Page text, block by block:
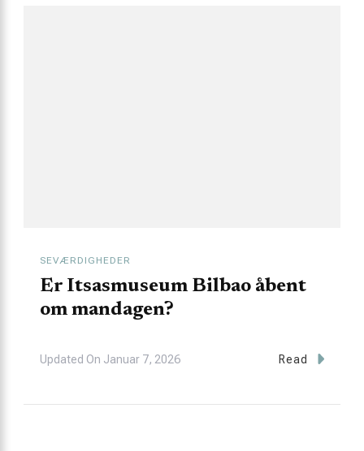
SEVÆRDIGHEDER
Er Itsasmuseum Bilbao åbent
om mandagen?
Updated On Januar 7, 2026 Read